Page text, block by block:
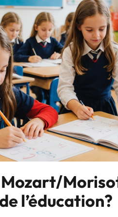
l’éducation?